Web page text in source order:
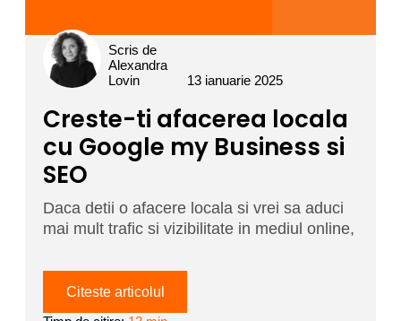
Scris de
Alexandra
Lovin
13 ianuarie 2025
Creste-ti afacerea locala
cu Google my Business si
SEO
Daca detii o afacere locala si vrei sa aduci
mai mult trafic si vizibilitate in mediul online,
Citeste articolul